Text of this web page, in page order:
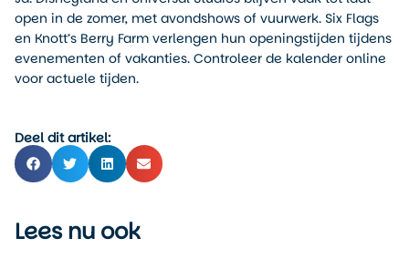
open in de zomer, met avondshows of vuurwerk. Six Flags
en Knott’s Berry Farm verlengen hun openingstijden tijdens
evenementen of vakanties. Controleer de kalender online
voor actuele tijden.
Deel dit artikel:
Lees nu ook